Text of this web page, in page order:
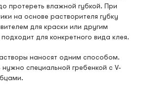
протереть влажной губкой. При
на основе растворителя губку
для краски или другим
для конкретного вида клея.
наносят одним способом.
специальной гребенкой с V-